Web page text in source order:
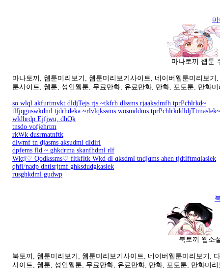
마나토끼 웹툰
마나토끼, 웹툰미리보기, 웹툰미리보기사이트, 네이버웹툰미리보
툰사이트, 웹툰, 성인웹툰, 무료만화, 유료만화, 만화, 포토툰, 만화
so wlql akfurtmvkt dldjTejs rjs ~tkfrh dlssms rjaaksdmfh tprPchlrkd~
tlfjqguswkdml tjdrhdeka ~rlvlqkssms wosmddms tprPchlrkddldjTtmaslek~
wldhrdp Ejfjwu, dhQk
tnsdo vofjehrtm
rkWk dusrmatnftk
dlwmf tn djasms aksudml dldirl
dpfems fld ~ ghkdrma skanfhdml rlf
Wktj♡ Qodkssms♡ fltkfltk Wkd dl qksdml tndjqms ahen tjdtlftmqlaslek
qhfFnadp dhtlsrjtmf ghksdudgkaslek
rusghkdml gudwp
북토끼 웹소
북토끼, 웹툰미리보기, 웹툰미리보기사이트, 네이버웹툰미리보기,
사이트, 웹툰, 성인웹툰, 무료만화, 유료만화, 만화, 포토툰, 만화미